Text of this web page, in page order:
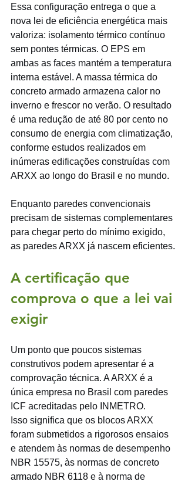
Essa configuração entrega o que a
nova lei de eficiência energética mais
valoriza: isolamento térmico contínuo
sem pontes térmicas. O EPS em
ambas as faces mantém a temperatura
interna estável. A massa térmica do
concreto armado armazena calor no
inverno e frescor no verão. O resultado
é uma redução de até 80 por cento no
consumo de energia com climatização,
conforme estudos realizados em
inúmeras edificações construídas com
ARXX ao longo do Brasil e no mundo.
Enquanto paredes convencionais
precisam de sistemas complementares
para chegar perto do mínimo exigido,
as paredes ARXX já nascem eficientes.
A certificação que
comprova o que a lei vai
exigir
Um ponto que poucos sistemas
construtivos podem apresentar é a
comprovação técnica. A ARXX é a
única empresa no Brasil com paredes
ICF acreditadas pelo INMETRO.
Isso significa que os blocos ARXX
foram submetidos a rigorosos ensaios
e atendem às normas de desempenho
NBR 15575, às normas de concreto
armado NBR 6118 e à norma de